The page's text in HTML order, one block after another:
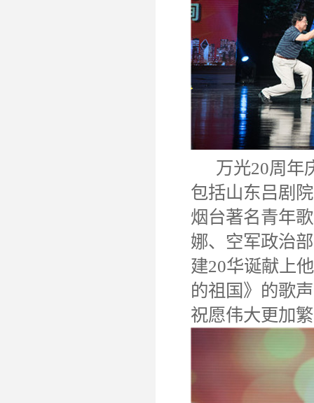
万光20周年
包括山东吕剧
烟台著名青年
娜、空军政治
建20华诞献上
的祖国》的歌
祝愿伟大更加